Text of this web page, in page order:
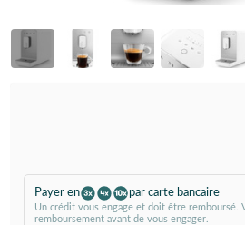
Payer en par carte bancaire
Un crédit vous engage et doit être remboursé.
remboursement avant de vous engager.